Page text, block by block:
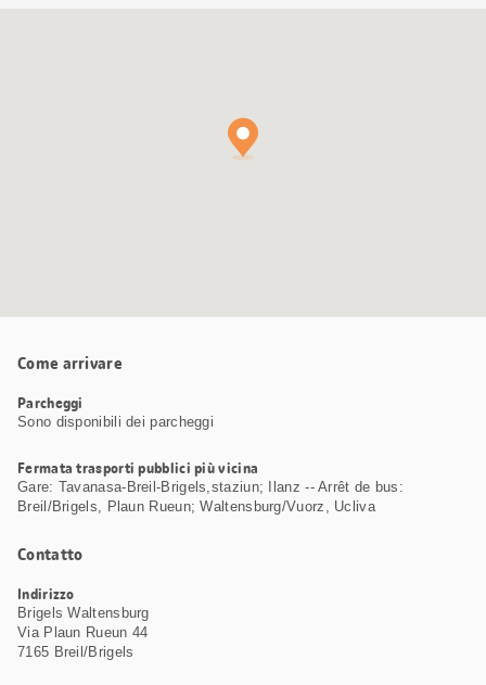
Come arrivare
Parcheggi
Sono disponibili dei parcheggi
Fermata trasporti pubblici più vicina
Gare: Tavanasa-Breil-Brigels,staziun; Ilanz -- Arrêt de bus:
Breil/Brigels, Plaun Rueun; Waltensburg/Vuorz, Ucliva
Contatto
Indirizzo
Brigels Waltensburg
Via Plaun Rueun 44
7165 Breil/Brigels